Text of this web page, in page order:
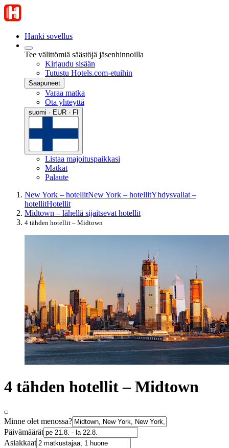
Hanki sovellus
Tee välittömiä säästöjä jäsenhinnoilla
Kirjaudu sisään
Tutustu Hotels.com-etuihin
Saapuneet
Varaa matka
Ota yhteyttä
suomi · EUR · FI
Listaa majoituspaikkasi
Matkat
Palaute
New York – hotellitNew York – hotellitYhdysvallat –
hotellitHotellit
Midtown – lähellä sijaitsevat hotellit
4 tähden hotellit – Midtown
4 tähden hotellit – Midtown
Minne olet menossa?
Päivämäärät
Asiakkaat